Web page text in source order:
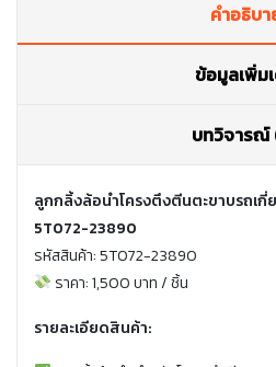
คำอธิบา
ข้อมูลเพิ่ม
บทวิจารณ์
ลูกกลิ้งล้อนำโครงตึงตีนตะขาบรถเกี่
5T072-23890
รหัสสินค้า: 5T072-23890
ราคา: 1,500 บาท / ชิ้น
รายละเอียดสินค้า: